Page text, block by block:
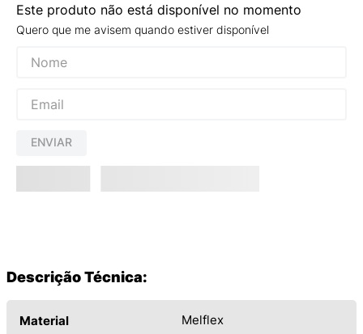
Este produto não está disponível no momento
Quero que me avisem quando estiver disponível
ENVIAR
Descrição Técnica:
Material Melflex